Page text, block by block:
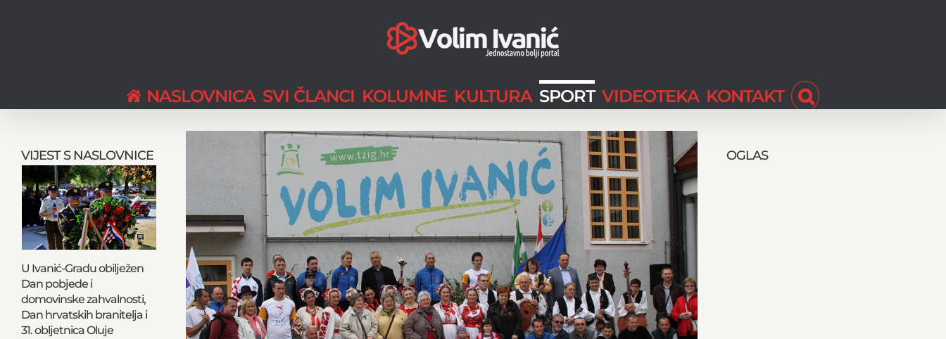
NASLOVNICA SVI ČLANCI KOLUMNE KULTURA SPORT VIDEOTEKA KONTAKT
VIJEST S NASLOVNICE
U Ivanić-Gradu obilježen
Dan pobjede i
domovinske zahvalnosti,
Dan hrvatskih branitelja i
31. obljetnica Oluje
OGLAS